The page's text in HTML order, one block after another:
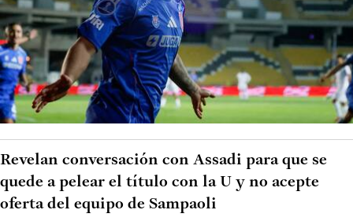
Revelan conversación con Assadi para que se
quede a pelear el título con la U y no acepte
oferta del equipo de Sampaoli